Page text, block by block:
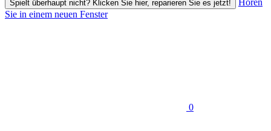
Spielt überhaupt nicht? Klicken Sie hier, reparieren Sie es jetzt!
Sie in einem neuen Fenster
0